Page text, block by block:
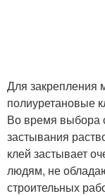
Для закрепления
полиуретановые
Во время выбора
застывания
клей застывает
людям, не
строительных